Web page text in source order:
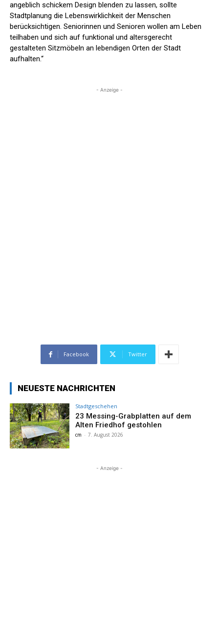
angeblich schickem Design blenden zu lassen, sollte
Stadtplanung die Lebenswirklichkeit der Menschen
berücksichtigen. Seniorinnen und Senioren wollen am Leben
teilhaben und sich auf funktional und altersgerecht
gestalteten Sitzmöbeln an lebendigen Orten der Stadt
aufhalten.“
- Anzeige -
Facebook Twitter
NEUESTE NACHRICHTEN
Stadtgeschehen
23 Messing-Grabplatten auf dem
Alten Friedhof gestohlen
cm - 7. August 2026
- Anzeige -